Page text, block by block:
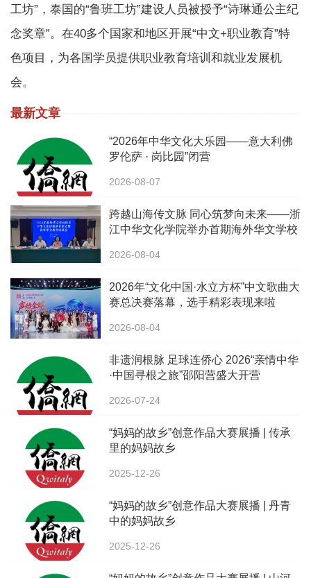
工坊”，泰国的“鲁班工坊”建设人员被授予“诗琳通公主纪
念奖章”。在40多个国家和地区开展“中文+职业教育”特
色项目，为各国学员提供职业教育培训和就业发展机
会。
最新文章
“2026年中华文化大乐园——意大利佛
罗伦萨 · 岗比园”闭营
2026-08-07
跨越山海传文脉 同心筑梦向未来——浙
江中华文化学院举办首期海外华文学校
2026-08-04
2026年“文化中国·水立方杯”中文歌曲大
赛总决赛落幕，选手精彩表现来啦
2026-08-04
非遗润根脉 足球连侨心 2026“亲情中华
·中国寻根之旅”邵阳营盛大开营
2026-07-24
“妈妈的故乡”创意作品大赛展播 | 传承
里的妈妈故乡
2025-12-26
“妈妈的故乡”创意作品大赛展播 | 丹青
中的妈妈故乡
2025-12-26